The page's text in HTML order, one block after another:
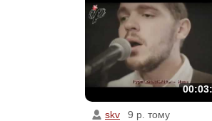
skv
9 р. тому